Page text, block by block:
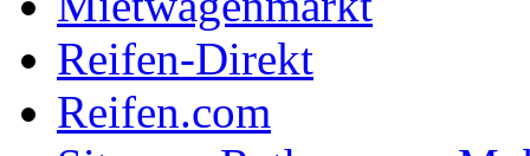
Reifen-Direkt
Reifen.com